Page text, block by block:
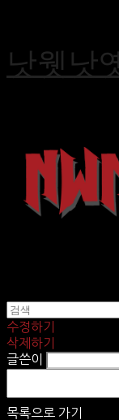
낫웻낫
수정하기
삭제하기
글쓴이
목록으로 가기